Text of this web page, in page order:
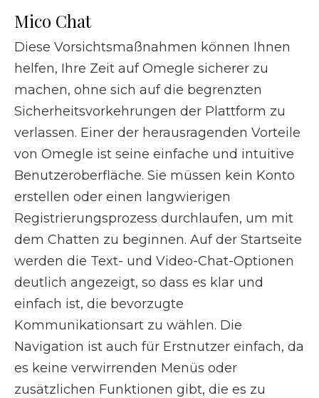
Mico Chat
Diese Vorsichtsmaßnahmen können Ihnen
helfen, Ihre Zeit auf Omegle sicherer zu
machen, ohne sich auf die begrenzten
Sicherheitsvorkehrungen der Plattform zu
verlassen. Einer der herausragenden Vorteile
von Omegle ist seine einfache und intuitive
Benutzeroberfläche. Sie müssen kein Konto
erstellen oder einen langwierigen
Registrierungsprozess durchlaufen, um mit
dem Chatten zu beginnen. Auf der Startseite
werden die Text- und Video-Chat-Optionen
deutlich angezeigt, so dass es klar und
einfach ist, die bevorzugte
Kommunikationsart zu wählen. Die
Navigation ist auch für Erstnutzer einfach, da
es keine verwirrenden Menüs oder
zusätzlichen Funktionen gibt, die es zu